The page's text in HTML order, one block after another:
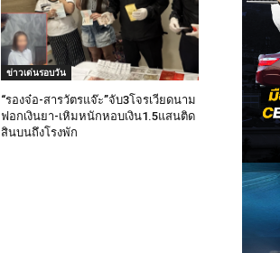
ข่าวเด่นรอบวัน
“รองจ๋อ-สารวัตรแจ๊ะ”จับ3โจรเวียดนาม
ฟอกเงินยา-เหิมหนักหอบเงิน1.5แสนติด
สินบนถึงโรงพัก